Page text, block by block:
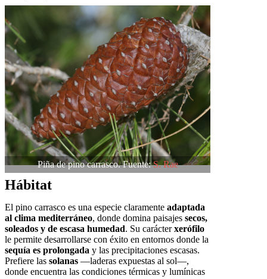
Piña de pino carrasco. Fuente:S. Rae
Hábitat
El pino carrasco es una especie claramente adaptada
al clima mediterráneo, donde domina paisajes secos,
soleados y de escasa humedad. Su carácterxerófilo
le permite desarrollarse con éxito en entornos donde la
sequía es prolongada y las precipitaciones escasas.
Prefiere las solanas —laderas expuestas al sol—,
donde encuentra las condiciones térmicas y lumínicas